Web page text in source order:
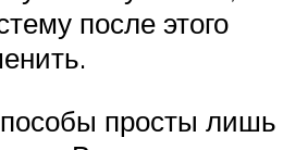
после этого
просты лишь